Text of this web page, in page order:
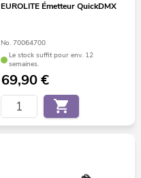
EUROLITE Émetteur QuickDMX
No. 70064700
Le stock suffit pour env. 12
semaines.
69,90€